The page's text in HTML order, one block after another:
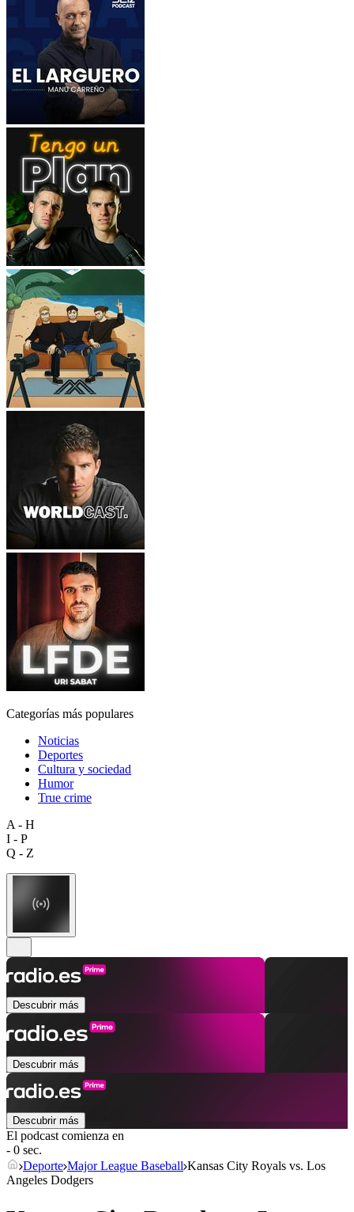
Categorías más populares
Noticias
Deportes
Cultura y sociedad
Humor
True crime
A - H
I - P
Q - Z
Descubrir más
Descubrir más
Descubrir más
El podcast comienza en
- 0 sec.
Deporte Major League Baseball Kansas City Royals vs. Los
Angeles Dodgers